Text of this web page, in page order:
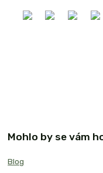
Mohlo by se vám
Blog